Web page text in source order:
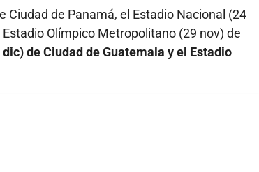
Ciudad de Panamá, el Estadio Nacional (24
Olímpico Metropolitano (29 nov) de
de Ciudad de Guatemala y el Estadio